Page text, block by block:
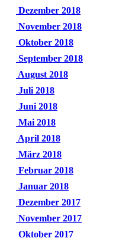
Dezember 2018
November 2018
Oktober 2018
September 2018
August 2018
Juli 2018
Juni 2018
Mai 2018
April 2018
März 2018
Februar 2018
Januar 2018
Dezember 2017
November 2017
Oktober 2017